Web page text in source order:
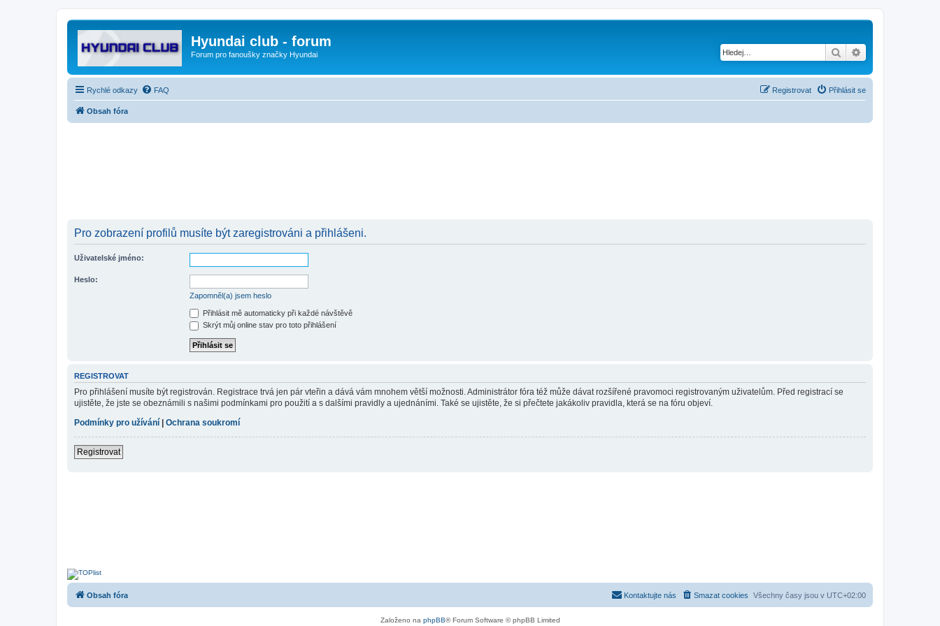
Hyundai club - forum
Forum pro fanoušky značky Hyundai Hledat
Rychlé odkazy FAQ Přihlásit se
Registrovat
Obsah fóra
Pro zobrazení profilů musíte být zaregistrováni a přihlášeni.
Uživatelské jméno:
Heslo:
Zapomněl(a) jsem heslo
Přihlásit mě automaticky při každé návštěvě
Skrýt můj online stav pro toto přihlášení
REGISTROVAT
Pro přihlášení musíte být registrován. Registrace trvá jen pár vteřin a dává vám mnohem větší možnosti. Administrátor fóra též může dávat rozšířené pravomoci registrovaným uživatelům. Před registrací se
ujistěte, že jste se obeznámili s našimi podmínkami pro použití a s dalšími pravidly a ujednáními. Také se ujistěte, že si přečtete jakákoliv pravidla, která se na fóru objeví.
Podmínky pro užívání
Ochrana soukromí
Registrovat
Obsah fóra Všechny časy jsou v UTC+02:00
Smazat cookies
Kontaktujte nás
Založeno na phpBB® Forum Software © phpBB Limited